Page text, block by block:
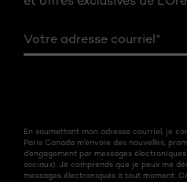
Votre adresse courriel*
En soumettant mon adresse courriel, je
Paris Canada m’envoie des nouvelles,
d’engagement par messages
sociaux). Je comprends que je peux me
messages électroniques à tout moment.